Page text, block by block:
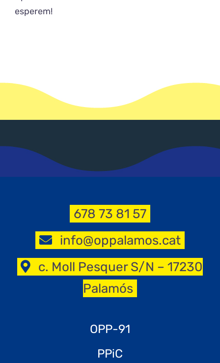
esperem!
678 73 81 57
info@oppalamos.cat
c. Moll Pesquer S/N – 17230
Palamós
OPP-91
PPiC